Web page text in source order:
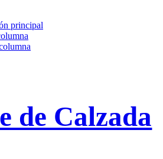
principal
de Calzada